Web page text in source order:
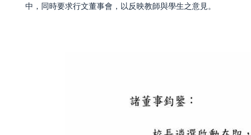
中，同時要求行文董事會，以反映教師與學生之意見。